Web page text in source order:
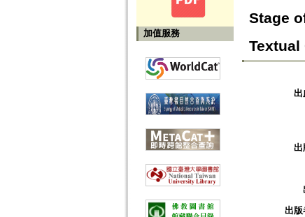
加值服務
Stage
Textual
出
出
出版